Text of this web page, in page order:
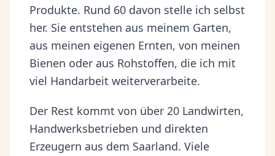
Produkte. Rund 60 davon stelle ich selbst
her. Sie entstehen aus meinem Garten,
aus meinen eigenen Ernten, von meinen
Bienen oder aus Rohstoffen, die ich mit
viel Handarbeit weiterverarbeite.
Der Rest kommt von über 20 Landwirten,
Handwerksbetrieben und direkten
Erzeugern aus dem Saarland. Viele